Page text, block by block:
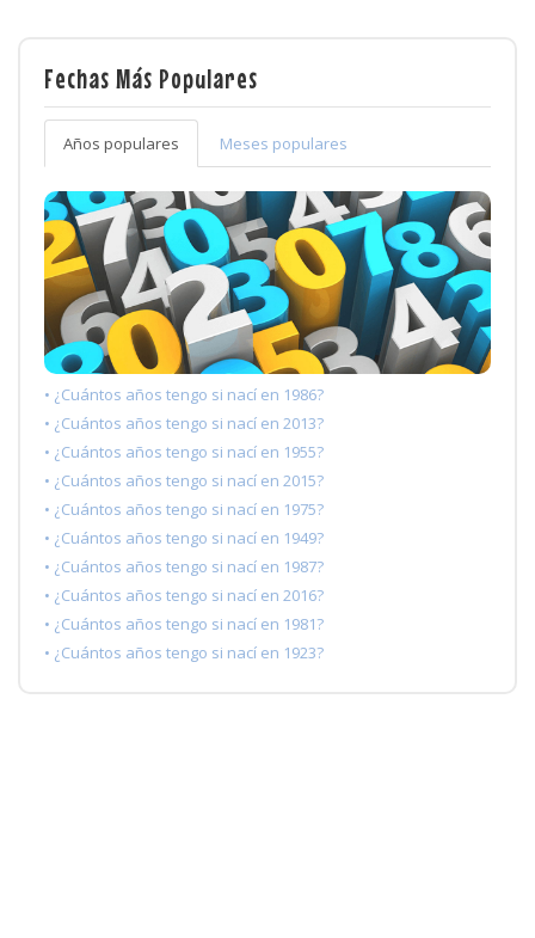
Fechas Más Populares
Años populares Meses populares
• ¿Cuántos años tengo si nací en 1986?
• ¿Cuántos años tengo si nací en 2013?
• ¿Cuántos años tengo si nací en 1955?
• ¿Cuántos años tengo si nací en 2015?
• ¿Cuántos años tengo si nací en 1975?
• ¿Cuántos años tengo si nací en 1949?
• ¿Cuántos años tengo si nací en 1987?
• ¿Cuántos años tengo si nací en 2016?
• ¿Cuántos años tengo si nací en 1981?
• ¿Cuántos años tengo si nací en 1923?